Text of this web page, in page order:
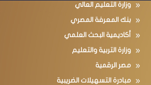
وزارة التعليم العالي
بنك المعرفة المصري
أكاديمية البحث العلمي
وزارة التربية والتعليم
مصر الرقمية
مبادرة التسهيلات الضريبية